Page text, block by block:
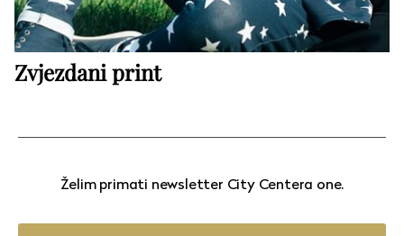
Zvjezdani print
Želim primati newsletter City Centera one.